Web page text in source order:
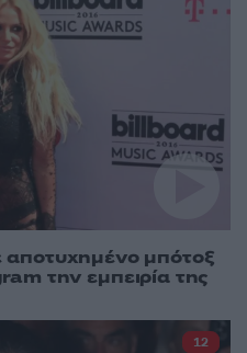
αποτυχημένο μπότοξ
την εμπειρία της
12